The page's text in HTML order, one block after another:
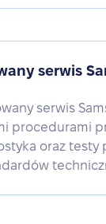
serwis
serwis
procedurami
oraz